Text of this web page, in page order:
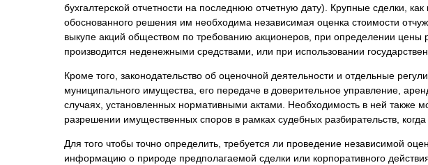
бухгалтерской отчетности на последнюю отчетную дату). Крупные сделки,
обоснованного решения им необходима независимая оценка стоимости
выкупе акций обществом по требованию акционеров, при определении
производится неденежными средствами, или при использовании
Кроме того, законодательство об оценочной деятельности и отдельные
муниципального имущества, его передаче в доверительное управление,
случаях, установленных нормативными актами. Необходимость в ней также
разрешении имущественных споров в рамках судебных разбирательств,
Для того чтобы точно определить, требуется ли проведение независимой
информацию о природе предполагаемой сделки или корпоративного